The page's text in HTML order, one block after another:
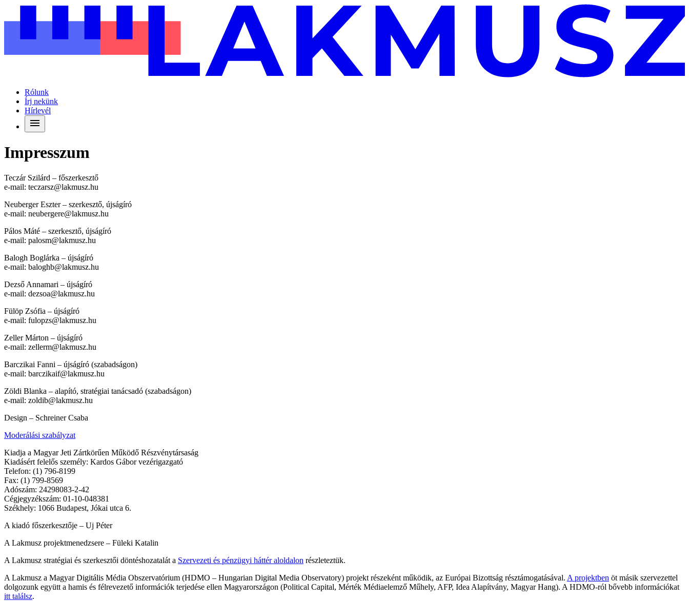
Rólunk
Írj nekünk
Hírlevél
Impresszum
Teczár Szilárd – főszerkesztő
e-mail: teczarsz@lakmusz.hu
Neuberger Eszter – szerkesztő, újságíró
e-mail: neubergere@lakmusz.hu
Pálos Máté – szerkesztő, újságíró
e-mail: palosm@lakmusz.hu
Balogh Boglárka – újságíró
e-mail: baloghb@lakmusz.hu
Dezső Annamari – újságíró
e-mail: dezsoa@lakmusz.hu
Fülöp Zsófia – újságíró
e-mail: fulopzs@lakmusz.hu
Zeller Márton – újságíró
e-mail: zellerm@lakmusz.hu
Barczikai Fanni – újságíró (szabadságon)
e-mail: barczikaif@lakmusz.hu
Zöldi Blanka – alapító, stratégiai tanácsadó (szabadságon)
e-mail: zoldib@lakmusz.hu
Design – Schreiner Csaba
Moderálási szabályzat
Kiadja a Magyar Jeti Zártkörűen Működő Részvénytársaság
Kiadásért felelős személy: Kardos Gábor vezérigazgató
Telefon: (1) 796-8199
Fax: (1) 799-8569
Adószám: 24298083-2-42
Cégjegyzékszám: 01-10-048381
Székhely: 1066 Budapest, Jókai utca 6.
A kiadó főszerkesztője – Uj Péter
A Lakmusz projektmenedzsere – Füleki Katalin
A Lakmusz stratégiai és szerkesztői döntéshozatalát a Szervezeti és pénzügyi háttér aloldalon részleteztük.
A Lakmusz a Magyar Digitális Média Obszervatórium (HDMO – Hungarian Digital Media Observatory) projekt részeként működik, az Európai Bizottság résztámogatásával. A projektben öt másik szervezettel
dolgozunk együtt a hamis és félrevezető információk terjedése ellen Magyarországon (Political Capital, Mérték Médiaelemző Műhely, AFP, Idea Alapítvány, Magyar Hang). A HDMO-ról bővebb információkat
itt találsz.